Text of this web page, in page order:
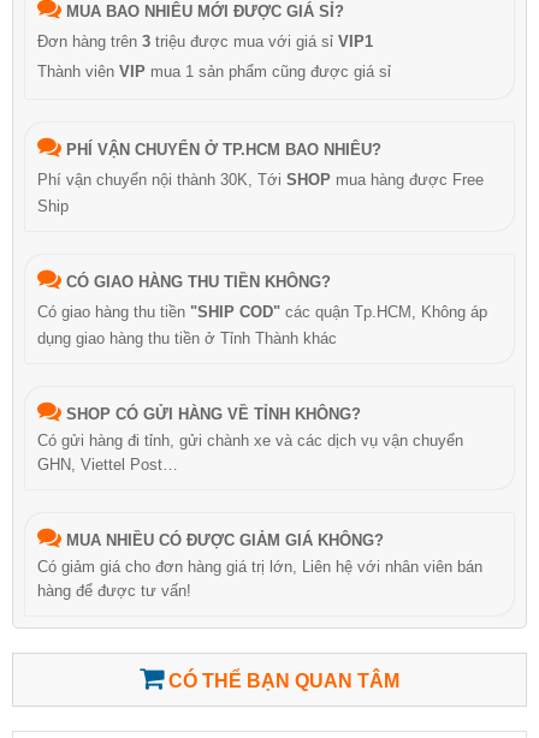
MUA BAO NHIÊU MỚI ĐƯỢC GIÁ SỈ?
Đơn hàng trên 3 triệu được mua với giá sỉ VIP1
Thành viên VIP mua 1 sản phẩm cũng được giá sỉ
PHÍ VẬN CHUYỂN Ở TP.HCM BAO NHIÊU?
Phí vận chuyển nội thành 30K, Tới SHOP mua hàng được Free
Ship
CÓ GIAO HÀNG THU TIỀN KHÔNG?
Có giao hàng thu tiền "SHIP COD" các quận Tp.HCM, Không áp
dụng giao hàng thu tiền ở Tỉnh Thành khác
SHOP CÓ GỬI HÀNG VỀ TỈNH KHÔNG?
Có gửi hàng đi tỉnh, gửi chành xe và các dịch vụ vận chuyển
GHN, Viettel Post…
MUA NHIỀU CÓ ĐƯỢC GIẢM GIÁ KHÔNG?
Có giảm giá cho đơn hàng giá trị lớn, Liên hệ với nhân viên bán
hàng để được tư vấn!
CÓ THỂ BẠN QUAN TÂM